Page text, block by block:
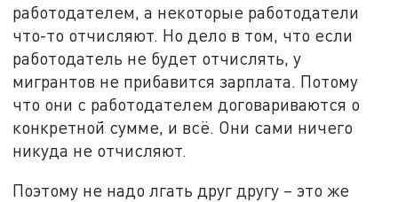
работодателем, а некоторые работодатели
что-то отчисляют. Но дело в том, что если
работодатель не будет отчислять, у
мигрантов не прибавится зарплата. Потому
что они с работодателем договариваются о
конкретной сумме, и всё. Они сами ничего
никуда не отчисляют.
Поэтому не надо лгать друг другу – это же